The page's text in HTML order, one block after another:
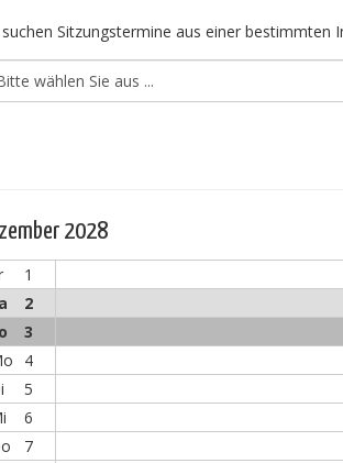
suchen Sitzungstermine aus einer bestimmten
2028
1
2
3
4
5
6
7